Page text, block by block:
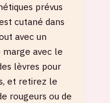
prévus
cutané dans
avec un
marge avec le
lèvres pour
et retirez le
rougeurs ou de